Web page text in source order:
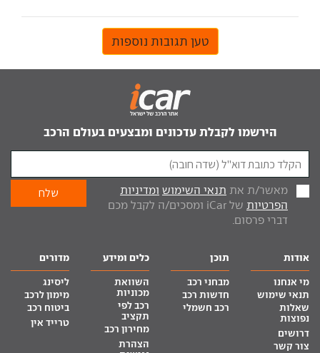
טען תגובות נוספות
הירשמו לקבלת עדכונים ומבצעים בעולם הרכב
מאשר/ת את תנאי השימוש ומדיניות
הפרטיות
של iCar ומסכים/ה לקבל מכם
דברי פרסום.
אודות
מי אנחנו
תנאי שימוש
שאלות
נפוצות
דרושים
צור קשר
תוכן
מבחני רכב
חדשות רכב
רכב חשמלי
כלים ומידע
השוואת
מכוניות
רכב לפי
תקציב
מחירון רכב
הצהרת
מדורים
ליסינג
מימון לרכב
ביטוח רכב
טרייד אין